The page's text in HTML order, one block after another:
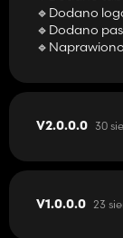
🔹Dodano
🔹Dodano
V2.0.0.0 30
V1.0.0.0 23